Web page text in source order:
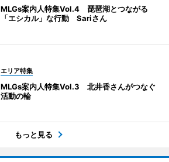
MLGs案内人特集Vol.4 琵琶湖とつながる
「エシカル」な行動 Sariさん
エリア特集
MLGs案内人特集Vol.3 北井香さんがつなぐ
活動の輪
もっと見る